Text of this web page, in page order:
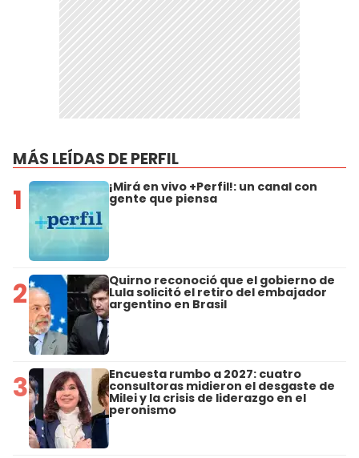
MÁS LEÍDAS DE PERFIL
1 ¡Mirá en vivo +Perfil!: un canal con
gente que piensa
2 Quirno reconoció que el gobierno de
Lula solicitó el retiro del embajador
argentino en Brasil
3 Encuesta rumbo a 2027: cuatro
consultoras midieron el desgaste de
Milei y la crisis de liderazgo en el
peronismo